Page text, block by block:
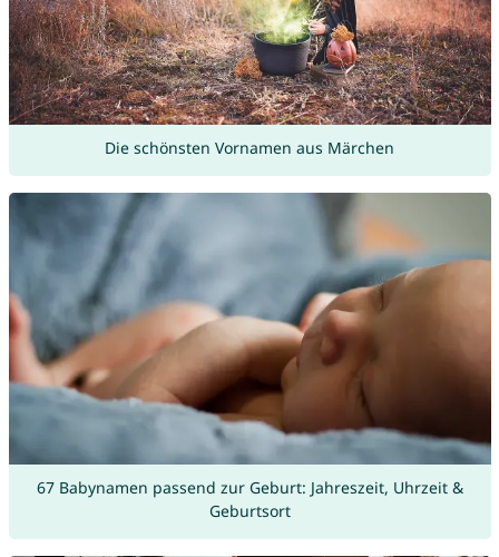
Die schönsten Vornamen aus Märchen
67 Babynamen passend zur Geburt: Jahreszeit, Uhrzeit &
Geburtsort